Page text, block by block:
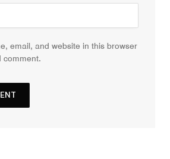
email, and website in this browser
comment.